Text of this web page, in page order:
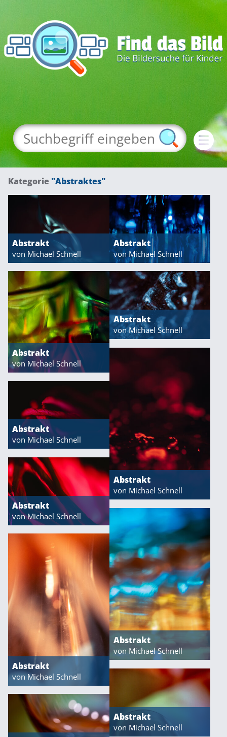
Kategorie "Abstraktes"
Abstrakt
von Michael Schnell
Abstrakt
von Michael Schnell
Abstrakt
von Michael Schnell
Abstrakt
von Michael Schnell
Abstrakt
von Michael Schnell
Abstrakt
von Michael Schnell
Abstrakt
von Michael Schnell
Abstrakt
von Michael Schnell
Abstrakt
von Michael Schnell
Abstrakt
von Michael Schnell